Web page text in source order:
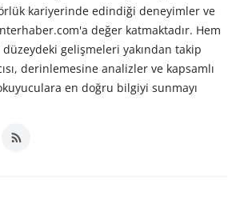
kariyerinde edindiği deneyimler ve
değer katmaktadır. Hem
gelişmeleri yakından takip
derinlemesine analizler ve kapsamlı
en doğru bilgiyi sunmayı